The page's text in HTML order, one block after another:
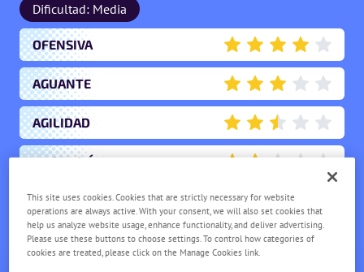
Dificultad: Media
OFENSIVA
4
AGUANTE
3
AGILIDAD
2.5
ANOTACIÓN
APOYO
2
This site uses cookies. Cookies that are strictly necessary for website
operations are always active. With your consent, we will also set cookies that
help us analyze website usage, enhance functionality, and deliver advertising.
Please use these buttons to choose settings. To control how categories of
cookies are treated, please click on the Manage Cookies link.